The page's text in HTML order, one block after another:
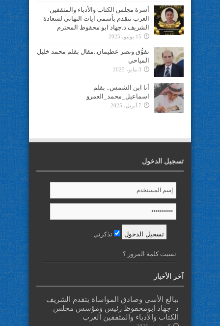
أسرة مجلس الكتاب والأدباء والمثقفين
العرب تتقدم بأسمى آيات التهاني لسعادة
الشريف د.جهاد ابو محفوظ المحترم
15 يونيو، 2025
تفوُّق ونصر عظيمان..مقال بقلم محمد خليل
المياحي
3 مايو، 2025
أنا ابن الشمس.. بقلم
اسماعيل_محمد_العمرو
7 أبريل، 2025
تسجيل الدخول
تذكرني
نسيت كلمة المرور ؟
آخر الأخبار
ببالغ الأسى وصادق المواساة يتقدم الشريف
د- جهاد ابومحفوظ رئيس ومؤسس مجلس
الكتاب والأدباء والمثقفين العرب